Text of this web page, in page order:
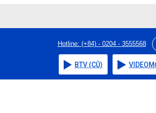
Hotline: (+84) - 0204 - 3555568
BTV (CŨ) VIDEO